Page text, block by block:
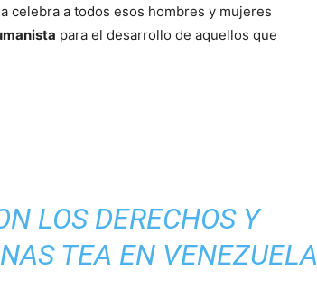
celebra a todos esos hombres y mujeres
para el desarrollo de aquellos que
LOS DERECHOS Y
TEA EN VENEZUELA